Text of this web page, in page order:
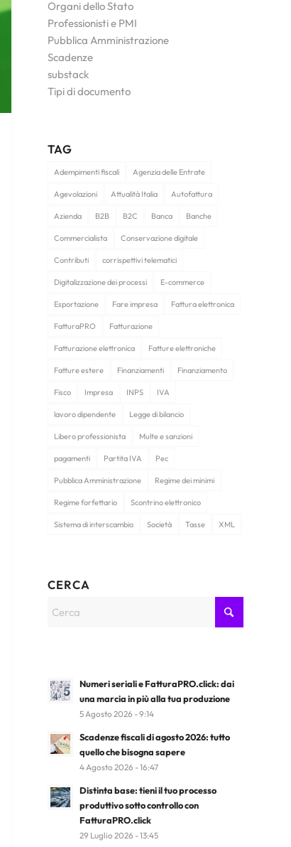
Organi dello Stato
Professionisti e PMI
Pubblica Amministrazione
Scadenze
substack
Tipi di documento
TAG
Adempimenti fiscali Agenzia delle Entrate
Agevolazioni Attualità Italia Autofattura
Azienda B2B B2C Banca Banche
Commercialista Conservazione digitale
Contributi corrispettivi telematici
Digitalizzazione dei processi E-commerce
Esportazione Fare impresa Fattura elettronica
FatturaPRO Fatturazione
Fatturazione elettronica Fatture elettroniche
Fatture estere Finanziamenti Finanziamento
Fisco Impresa INPS IVA
lavoro dipendente Legge di bilancio
Libero professionista Multe e sanzioni
pagamenti Partita IVA Pec
Pubblica Amministrazione Regime dei minimi
Regime forfettario Scontrino elettronico
Sistema di interscambio Società Tasse XML
CERCA
Numeri seriali e FatturaPRO.click: dai
una marcia in più alla tua produzione
5 Agosto 2026 - 9:14
Scadenze fiscali di agosto 2026: tutto
quello che bisogna sapere
4 Agosto 2026 - 16:47
Distinta base: tieni il tuo processo
produttivo sotto controllo con
FatturaPRO.click
29 Luglio 2026 - 13:45